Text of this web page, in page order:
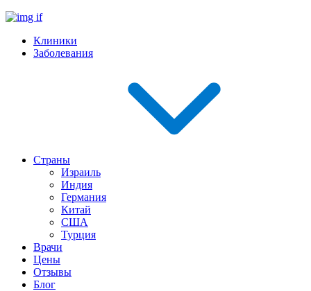
Клиники
Заболевания
Страны
Израиль
Индия
Германия
Китай
США
Турция
Врачи
Цены
Отзывы
Блог